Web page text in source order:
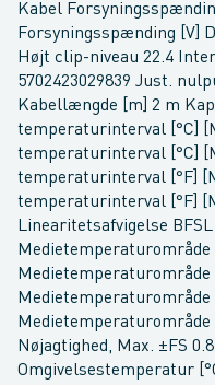
Kabel
Forsyningsspænding [V]
Højt clip-niveau 22.4
5702423029839 Just.
Kabellængde [m] 2 m
temperaturinterval [°C]
temperaturinterval [°C]
temperaturinterval [°F]
temperaturinterval [°F]
Linearitetsafvigelse BFSL
Medietemperaturområde
Medietemperaturområde
Medietemperaturområde
Medietemperaturområde
Nøjagtighed, Max. ±FS
Omgivelsestemperatur